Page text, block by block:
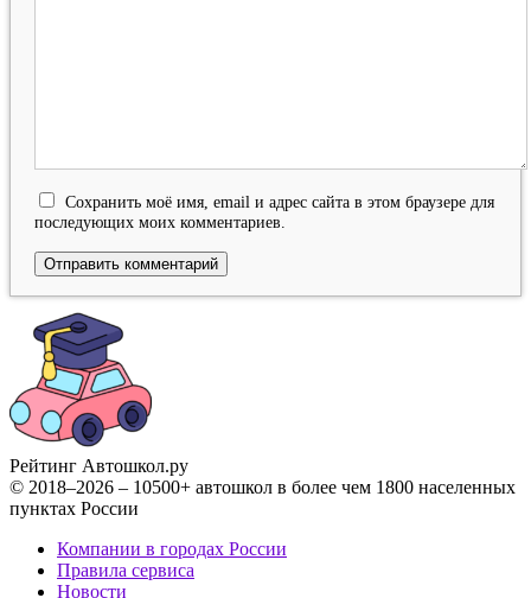
Сохранить моё имя, email и адрес сайта в этом браузере для
последующих моих комментариев.
Рейтинг Автошкол.ру
© 2018–2026 – 10500+ автошкол в более чем 1800 населенных
пунктах России
Компании в городах России
Правила сервиса
Новости